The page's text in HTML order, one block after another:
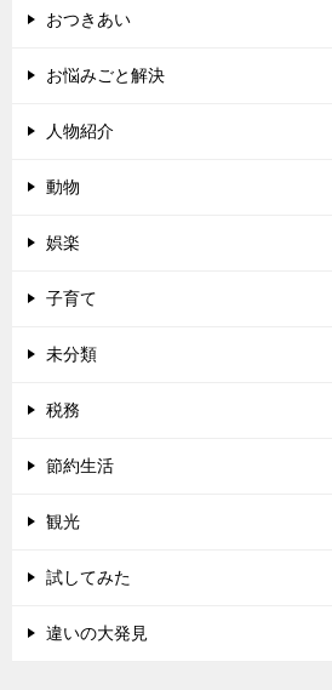
おつきあい
お悩みごと解決
人物紹介
動物
娯楽
子育て
未分類
税務
節約生活
観光
試してみた
違いの大発見